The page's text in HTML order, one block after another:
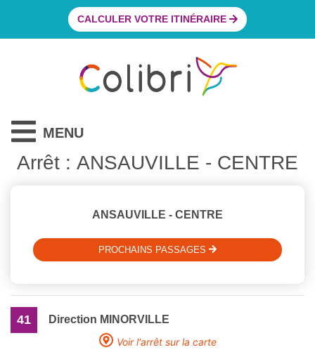
CALCULER VOTRE ITINÉRAIRE
MENU
Arrêt : ANSAUVILLE - CENTRE
ANSAUVILLE - CENTRE
PROCHAINS PASSAGES
41
Direction MINORVILLE
Voir l'arrêt sur la carte